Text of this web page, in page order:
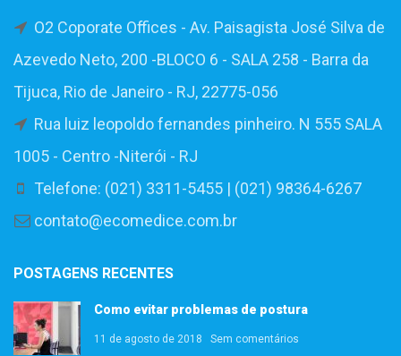
O2 Coporate Offices - Av. Paisagista José Silva de
Azevedo Neto, 200 -BLOCO 6 - SALA 258 - Barra da
Tijuca, Rio de Janeiro - RJ, 22775-056
Rua luiz leopoldo fernandes pinheiro. N 555 SALA
1005 - Centro -Niterói - RJ
Telefone: (021) 3311-5455 | (021) 98364-6267
contato@ecomedice.com.br
POSTAGENS RECENTES
Como evitar problemas de postura
11 de agosto de 2018 Sem comentários